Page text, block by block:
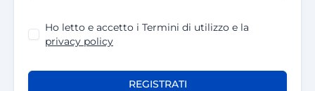
Ho letto e accetto i Termini di utilizzo e la
privacy policy
REGISTRATI